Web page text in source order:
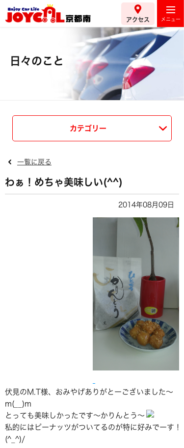
アクセス
日々のこと
カテゴリー
一覧に戻る
わぁ！めちゃ美味しい(^^)
2014年08月09日
伏見のM.T様、おみやげありがとーございました～
m(__)m
とっても美味しかったです～かりんとう～
私的にはピーナッツがついてるのが特に好みでーす！
(^_^)/